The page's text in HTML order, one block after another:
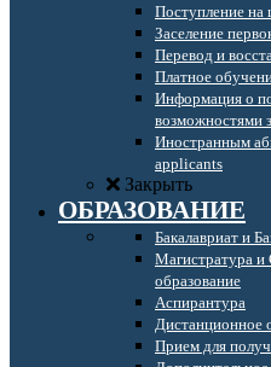
Поступление на
Заселение
Перевод и
Платное
Информация о
возможностями
Иностранным
applicants
Закрыть
ОБРАЗОВАНИЕ
Бакалавриат и
Магистратура и
образование
Аспирантура
Дистанционное
Прием для